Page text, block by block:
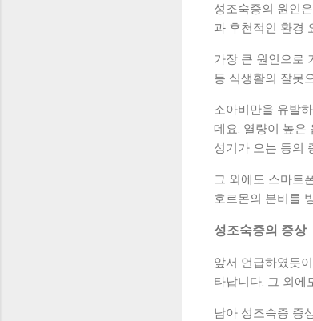
성조숙증의 원인
과 후천적인 환경
가장 큰 원인으로
등 식생활의 잘못
소아비만을 유발
데요. 열량이 높은
성기가 오는 등의
그 외에도 스마트
호르몬의 분비를
성조숙증의 증상
앞서 언급하였듯
타납니다. 그 외에
남아 성조숙증 증